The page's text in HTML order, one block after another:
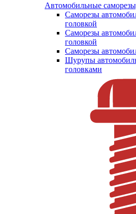
Автомобильные
Саморезы
головкой
Саморезы
головкой
Саморезы
Шурупы
головками